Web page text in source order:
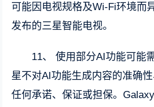
可能因电视规格及Wi-Fi环境而
发布的三星智能电视。
11、 使用部分AI功能可能
星不对AI功能生成内容的准确
任何承诺、保证或担保。